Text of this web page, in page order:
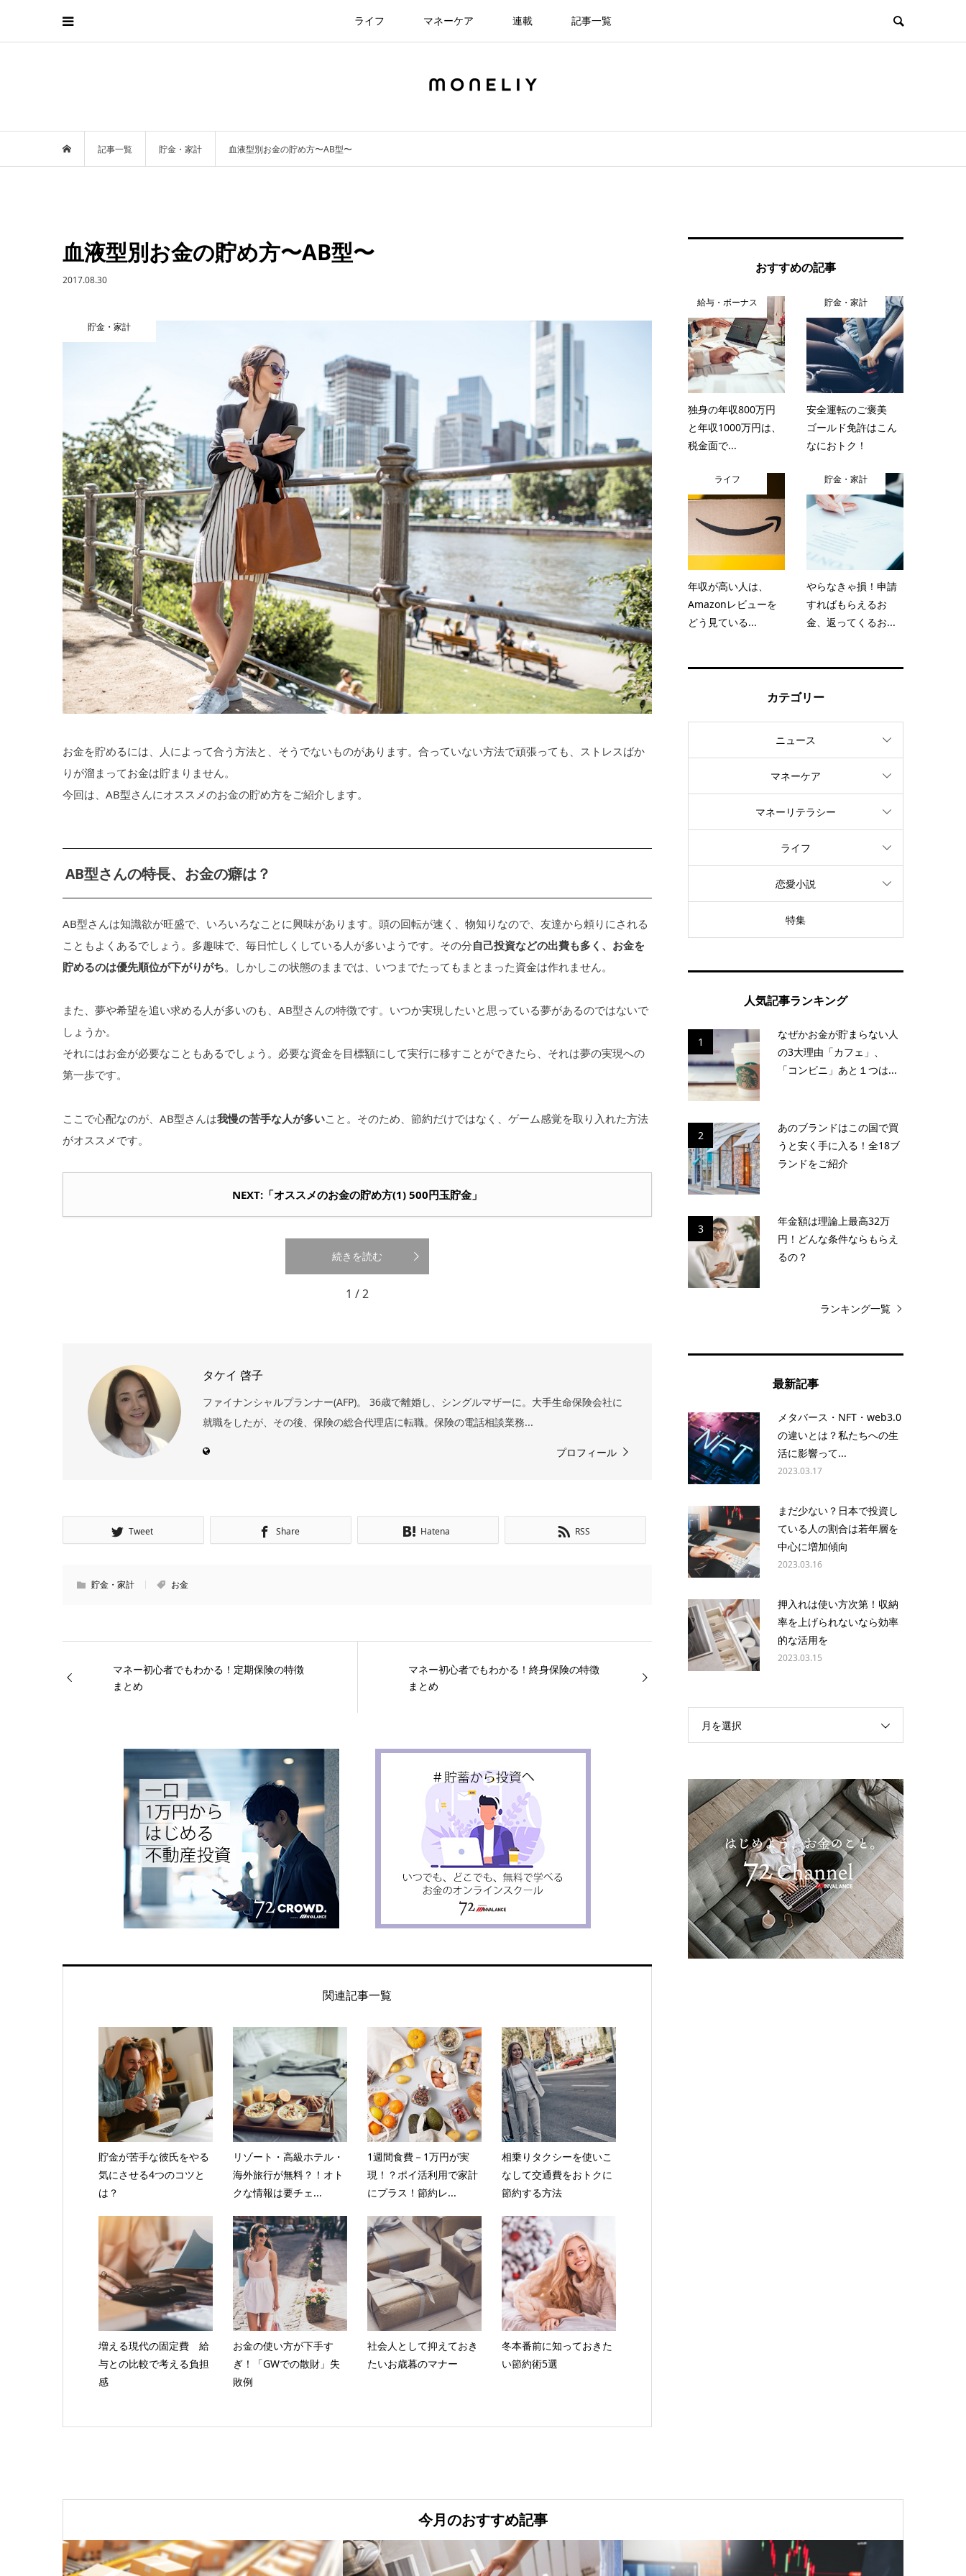
ライフ マネーケア 連載 記事一覧
記事一覧 貯金・家計 血液型別お金の貯め方〜AB型〜
血液型別お金の貯め方〜AB型〜
2017.08.30
貯金・家計
お金を貯めるには、人によって合う方法と、そうでないものがあります。合っていない方法で頑張っても、ストレスばか
りが溜まってお金は貯まりません。
今回は、AB型さんにオススメのお金の貯め方をご紹介します。
AB型さんの特長、お金の癖は？
AB型さんは知識欲が旺盛で、いろいろなことに興味があります。頭の回転が速く、物知りなので、友達から頼りにされる
こともよくあるでしょう。多趣味で、毎日忙しくしている人が多いようです。その分自己投資などの出費も多く、お金を
貯めるのは優先順位が下がりがち。しかしこの状態のままでは、いつまでたってもまとまった資金は作れません。
また、夢や希望を追い求める人が多いのも、AB型さんの特徴です。いつか実現したいと思っている夢があるのではないで
しょうか。
それにはお金が必要なこともあるでしょう。必要な資金を目標額にして実行に移すことができたら、それは夢の実現への
第一歩です。
ここで心配なのが、AB型さんは我慢の苦手な人が多いこと。そのため、節約だけではなく、ゲーム感覚を取り入れた方法
がオススメです。
NEXT:「オススメのお金の貯め方(1) 500円玉貯金」
続きを読む
1 / 2
タケイ 啓子
ファイナンシャルプランナー(AFP)。 36歳で離婚し、シングルマザーに。大手生命保険会社に
就職をしたが、その後、保険の総合代理店に転職。保険の電話相談業務...
プロフィール
Tweet Share Hatena RSS
貯金・家計 お金
マネー初心者でもわかる！定期保険の特徴
まとめ
マネー初心者でもわかる！終身保険の特徴
まとめ
関連記事一覧
貯金が苦手な彼氏をやる
気にさせる4つのコツと
は？
リゾート・高級ホテル・
海外旅行が無料？！オト
クな情報は要チェ...
1週間食費－1万円が実
現！？ポイ活利用で家計
にプラス！節約レ...
相乗りタクシーを使いこ
なして交通費をおトクに
節約する方法
増える現代の固定費 給
与との比較で考える負担
感
お金の使い方が下手す
ぎ！「GWでの散財」失
敗例
社会人として抑えておき
たいお歳暮のマナー
冬本番前に知っておきた
い節約術5選
おすすめの記事
給与・ボーナス
独身の年収800万円
と年収1000万円は、
税金面で...
貯金・家計
安全運転のご褒美
ゴールド免許はこん
なにおトク！
ライフ
年収が高い人は、
Amazonレビューを
どう見ている...
貯金・家計
やらなきゃ損！申請
すればもらえるお
金、返ってくるお...
カテゴリー
ニュース
マネーケア
マネーリテラシー
ライフ
恋愛小説
特集
人気記事ランキング
1
なぜかお金が貯まらない人
の3大理由「カフェ」、
「コンビニ」あと１つは...
2
あのブランドはこの国で買
うと安く手に入る！全18ブ
ランドをご紹介
3
年金額は理論上最高32万
円！どんな条件ならもらえ
るの？
ランキング一覧
最新記事
メタバース・NFT・web3.0
の違いとは？私たちへの生
活に影響って...
2023.03.17
まだ少ない？日本で投資し
ている人の割合は若年層を
中心に増加傾向
2023.03.16
押入れは使い方次第！収納
率を上げられないなら効率
的な活用を
2023.03.15
月を選択
今月のおすすめ記事